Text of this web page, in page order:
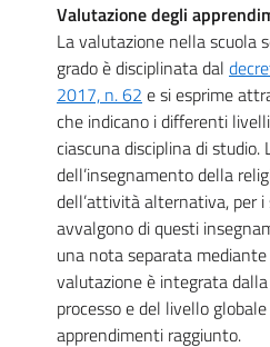
Valutazione degli
La valutazione nella scuola
grado è disciplinata dal
2017, n. 62 e si esprime
che indicano i differenti
ciascuna disciplina di studio.
dell’insegnamento della
dell’attività alternativa, per
avvalgono di questi
una nota separata
valutazione è integrata
processo e del livello
apprendimenti raggiunto.